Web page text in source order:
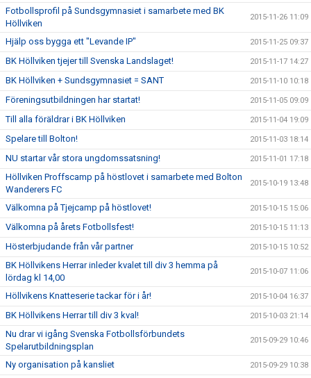
Fotbollsprofil på Sundsgymnasiet i samarbete med BK
Höllviken
2015-11-26 11:09
Hjälp oss bygga ett "Levande IP" 2015-11-25 09:37
BK Höllviken tjejer till Svenska Landslaget! 2015-11-17 14:27
BK Höllviken + Sundsgymnasiet = SANT 2015-11-10 10:18
Föreningsutbildningen har startat! 2015-11-05 09:09
Till alla föräldrar i BK Höllviken 2015-11-04 19:09
Spelare till Bolton! 2015-11-03 18:14
NU startar vår stora ungdomssatsning! 2015-11-01 17:18
Höllviken Proffscamp på höstlovet i samarbete med Bolton
Wanderers FC
2015-10-19 13:48
Välkomna på Tjejcamp på höstlovet! 2015-10-15 15:06
Välkomna på årets Fotbollsfest! 2015-10-15 11:13
Hösterbjudande från vår partner 2015-10-15 10:52
BK Höllvikens Herrar inleder kvalet till div 3 hemma på
lördag kl 14,00
2015-10-07 11:06
Höllvikens Knatteserie tackar för i år! 2015-10-04 16:37
BK Höllvikens Herrar till div 3 kval! 2015-10-03 21:14
Nu drar vi igång Svenska Fotbollsförbundets
Spelarutbildningsplan
2015-09-29 10:46
Ny organisation på kansliet 2015-09-29 10:38